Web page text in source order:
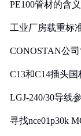
PE100管材的含
工业厂房载重标
CONOSTAN公
C13和C14插头
LGJ-240/30导线
寻找nce01p30k